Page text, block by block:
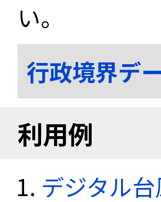
い。
行政境界デ
利用例
デジタル